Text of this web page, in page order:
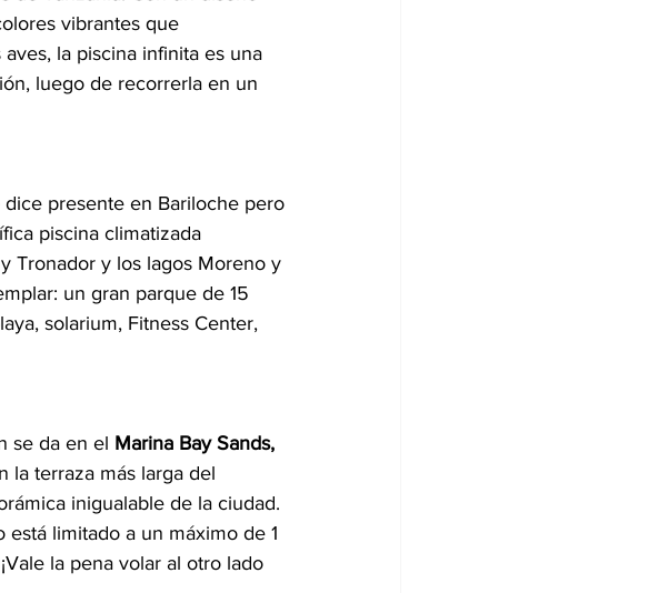
vibrantes que
la piscina infinita es una
luego de recorrerla en un
dice presente en Bariloche pero
piscina climatizada
Tronador y los lagos Moreno y
un gran parque de 15
solarium, Fitness Center,
se da en el Marina Bay Sands,
la terraza más larga del
inigualable de la ciudad.
limitado a un máximo de 1
la pena volar al otro lado